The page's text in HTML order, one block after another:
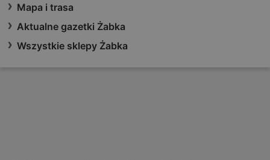
Mapa i trasa
Aktualne gazetki Żabka
Wszystkie sklepy Żabka